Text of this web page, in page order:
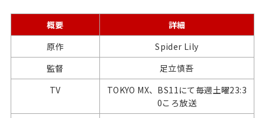
概要
詳細
原作
Spider Lily
監督
足立慎吾
TV
TOKYO MX、BS11にて毎週土曜23:3
0ころ放送